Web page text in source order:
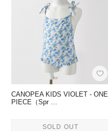
CANOPEA KIDS VIOLET - ONE
PIECE（Spr …
SOLD OUT